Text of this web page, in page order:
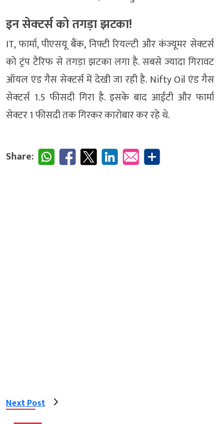
इन सेक्‍टर्स को तगड़ा झटका!
IT, फार्मा, पीएसयू बैंक, निफ्टी रियल्‍टी और कंज्‍यूमर सेक्‍टर्स
को ट्रंप टैरिफ से तगड़ा झटका लगा है. सबसे ज्‍यादा गिरावट
ऑयल एंड गैस सेक्‍टर्स में देखी जा रही है. Nifty Oil एंड गैस
सेक्‍टर्स 1.5 फीसदी गिरा है. इसके बाद आईटी और फार्मा
सेक्‍टर 1 फीसदी तक गिरकर कारोबार कर रहे थे.
Share:
Next Post